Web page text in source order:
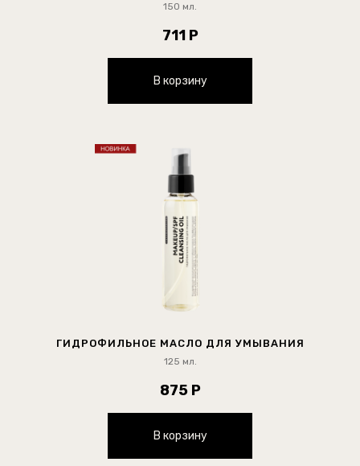
150 мл.
711 Р
В корзину
ГИДРОФИЛЬНОЕ МАСЛО ДЛЯ УМЫВАНИЯ
125 мл.
875 Р
В корзину